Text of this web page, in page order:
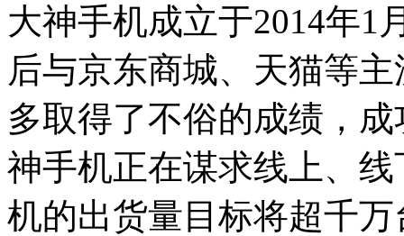
大神手机成立于2014年1
后与京东商城、天猫等
多取得了不俗的成绩，
神手机正在谋求线上、
机的出货量目标将超千万